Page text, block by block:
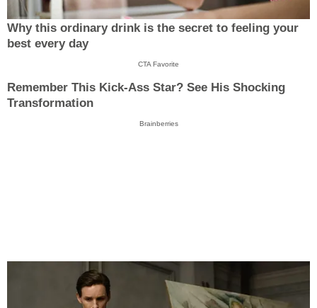
Why this ordinary drink is the secret to feeling your
best every day
CTA Favorite
Remember This Kick-Ass Star? See His Shocking
Transformation
Brainberries